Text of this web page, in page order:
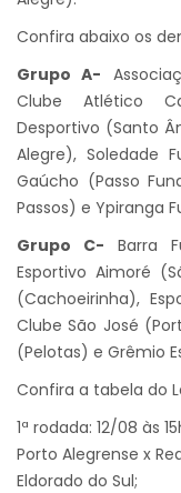
Confira abaixo os
Grupo A-
Clube Atlético
Desportivo (Santo
Alegre), Soledade
Gaúcho (Passo
Passos) e Ypiranga
Grupo C- Barra
Esportivo Aimoré
(Cachoeirinha),
Clube São José
(Pelotas) e Grêmio
Confira a tabela do
1ª rodada: 12/08 às
Porto Alegrense x
Eldorado do Sul;